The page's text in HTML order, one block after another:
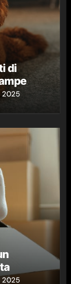
di
2025
2025